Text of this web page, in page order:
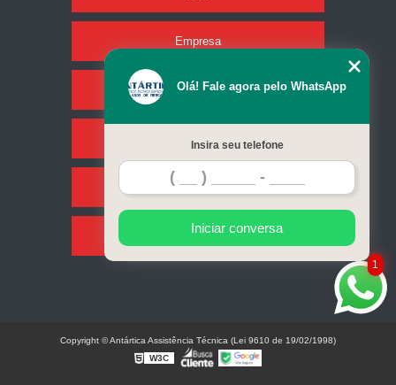
Empresa
Missão
Serviços
Contato
Mapa do site
1
Olá! Fale agora pelo WhatsApp
Insira seu telefone
Iniciar conversa
Copyright © Antártica Assistência Técnica (Lei 9610 de 19/02/1998)
W3C